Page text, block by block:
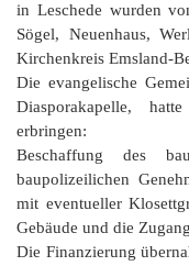
in Leschede wurden
Sögel, Neuenhaus,
Kirchenkreis Emsland-
Die evangelische
Diasporakapelle,
erbringen:
Beschaffung des
baupolizeilichen
mit eventueller
Gebäude und die
Die Finanzierung